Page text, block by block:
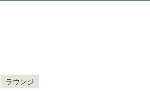
ラウンジ